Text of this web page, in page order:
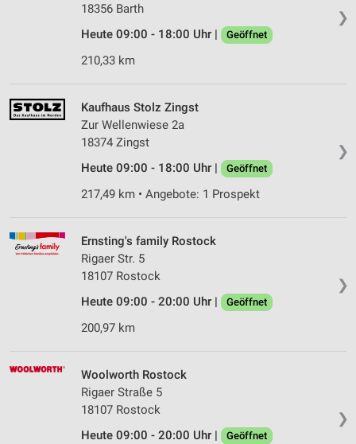
❯
18356 Barth
Heute 09:00 - 18:00 Uhr |
Geöffnet
210,33 km
❯
Kaufhaus Stolz Zingst
Zur Wellenwiese 2a
18374 Zingst
Heute 09:00 - 18:00 Uhr |
Geöffnet
217,49 km • Angebote: 1 Prospekt
❯
Ernsting's family Rostock
Rigaer Str. 5
18107 Rostock
Heute 09:00 - 20:00 Uhr |
Geöffnet
200,97 km
❯
Woolworth Rostock
Rigaer Straße 5
18107 Rostock
Heute 09:00 - 20:00 Uhr |
Geöffnet